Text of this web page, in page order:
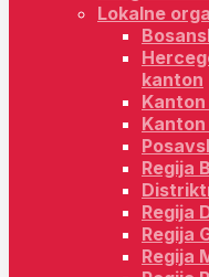
Lokalne
kanton
Kanton
Regija
Regija
Regija
Regija